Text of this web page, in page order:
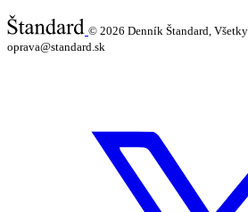
© 2026 Denník Štandard,
oprava@standard.sk